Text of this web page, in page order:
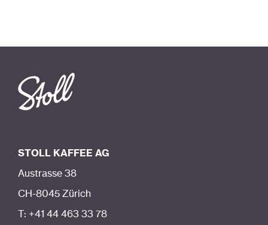
STOLL KAFFEE AG
Austrasse 38
CH-8045 Zürich
T: +41 44 463 33 78